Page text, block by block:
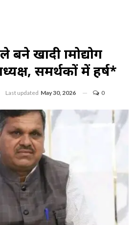
खादी ग्रामोद्योग
समर्थकों में हर्ष*
Last updated May 30, 2026 0